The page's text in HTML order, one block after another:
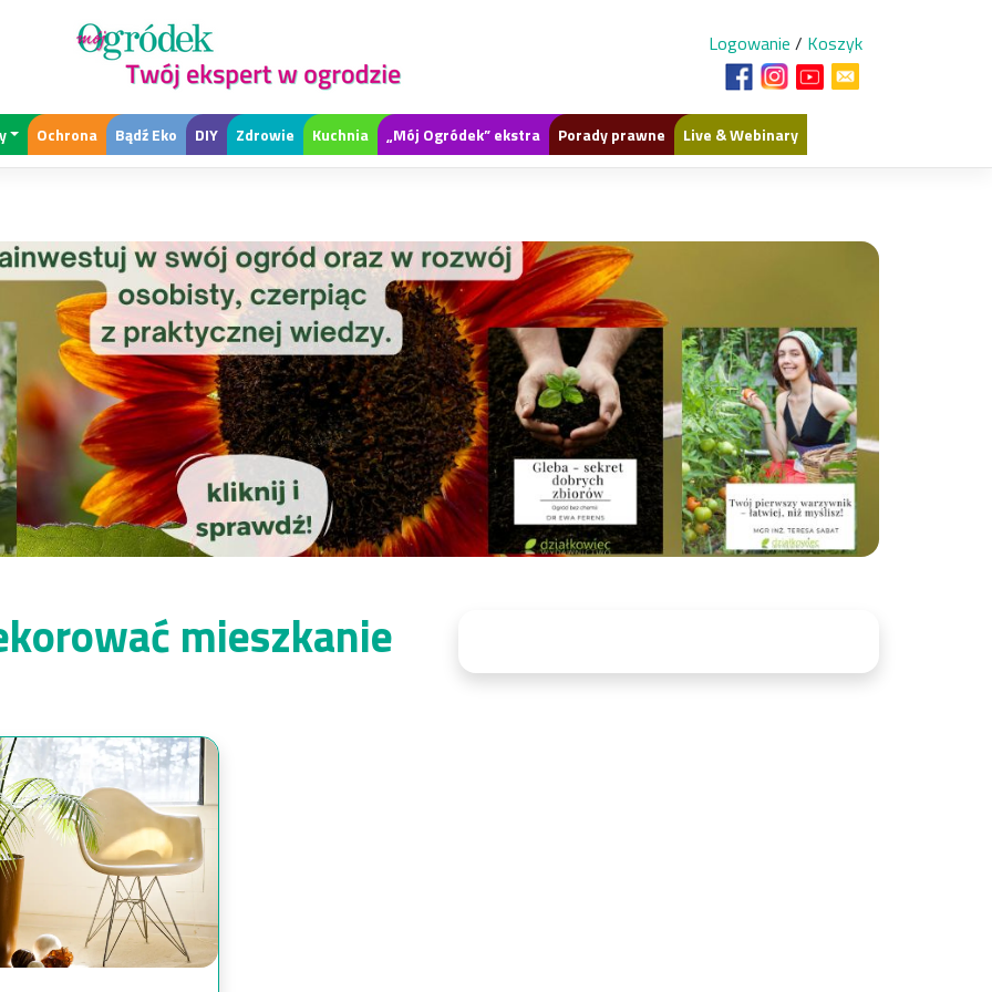
Logowanie / Koszyk
Ochrona Bądź Eko DIY Zdrowie Kuchnia „Mój Ogródek” ekstra Porady prawne Live & Webinary
mieszkanie